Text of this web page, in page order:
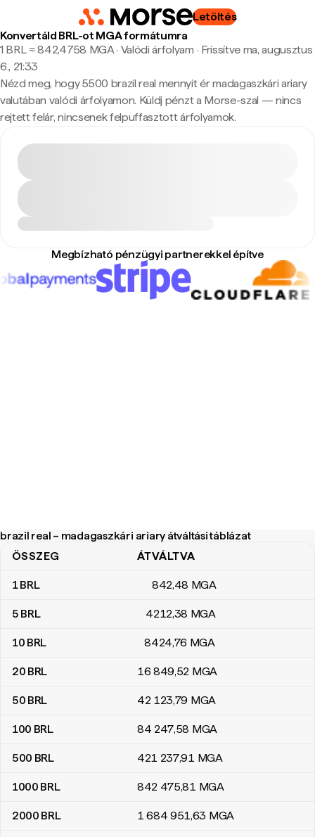
Letöltés
Konvertáld BRL-ot MGA formátumra
1 BRL ≈ 842,4758 MGA · Valódi árfolyam · Frissítve ma, augusztus
6., 21:33
Nézd meg, hogy 5500 brazil real mennyit ér madagaszkári ariary
valutában valódi árfolyamon. Küldj pénzt a Morse-szal — nincs
rejtett felár, nincsenek felpuffasztott árfolyamok.
Megbízható pénzügyi partnerekkel építve
brazil real – madagaszkári ariary átváltási táblázat
brazil real – madagaszkári ariary átváltási táblázat
ÖSSZEG ÁTVÁLTVA
1BRL 842,48 MGA
5 BRL 4212,38 MGA
10 BRL 8424,76 MGA
20 BRL 16 849,52 MGA
50 BRL 42 123,79 MGA
100 BRL 84 247,58 MGA
500 BRL 421 237,91 MGA
1000 BRL 842 475,81 MGA
2000 BRL 1 684 951,63 MGA